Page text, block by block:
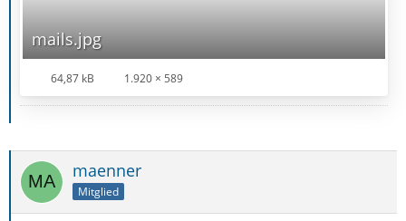
mails.jpg
64,87 kB 1.920 × 589
maenner
Mitglied